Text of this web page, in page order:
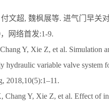
文超, 魏枫展等. 进气门早关
网络首发:1-9.
Y, Xie Z, et al. Simulation
hydraulic variable valve system
2018,10(5):1–11.
Chang Y, Xie Z, et al. Effect of